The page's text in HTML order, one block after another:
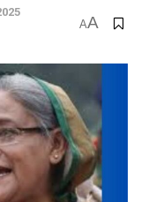
AA